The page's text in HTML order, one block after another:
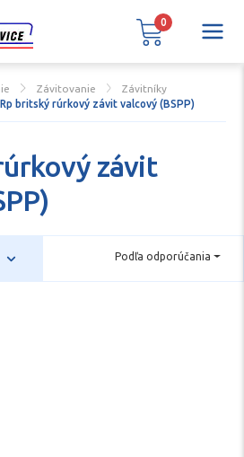
Závitovanie
Závitníky
Rp britský rúrkový závit valcový (BSPP)
závit
Podľa odporúčania
0